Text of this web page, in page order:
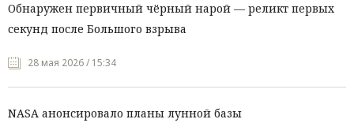
Обнаружен первичный чёрный нарой — реликт первых
секунд после Большого взрыва
28 мая 2026 / 15:34
NASA анонсировало планы лунной базы